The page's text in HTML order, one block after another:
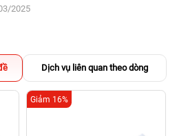
2025
Dịch vụ liên quan theo dòng
Giảm 16%